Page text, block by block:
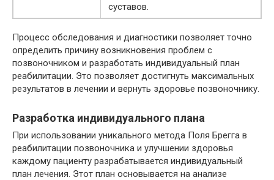
суставов.
Процесс обследования и диагностики позволяет точно
определить причину возникновения проблем с
позвоночником и разработать индивидуальный план
реабилитации. Это позволяет достигнуть максимальных
результатов в лечении и вернуть здоровье позвоночнику.
Разработка индивидуального плана
При использовании уникального метода Поля Брегга в
реабилитации позвоночника и улучшении здоровья
каждому пациенту разрабатывается индивидуальный
план лечения. Этот план основывается на анализе